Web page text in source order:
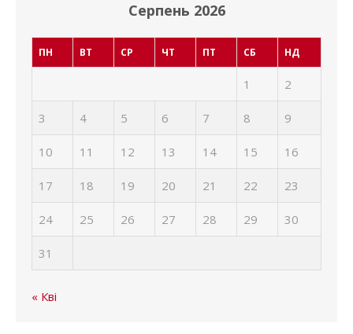
Серпень 2026
ПН ВТ СР ЧТ ПТ СБ НД
1 2
3 4 5 6 7 8 9
10 11 12 13 14 15 16
17 18 19 20 21 22 23
24 25 26 27 28 29 30
31
« Кві